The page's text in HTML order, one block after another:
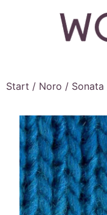
Start / Noro / Sonata